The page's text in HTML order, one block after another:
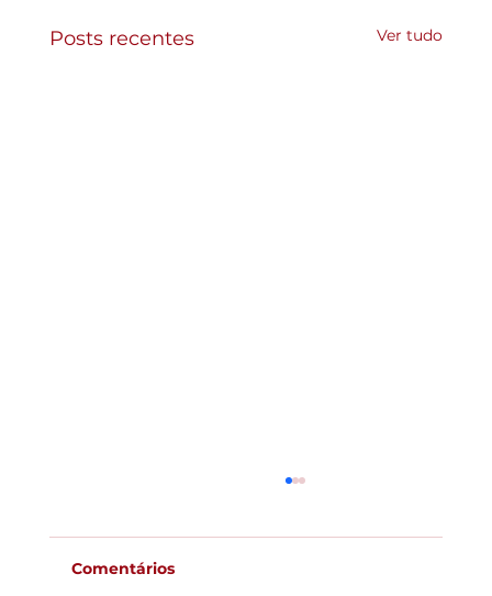
Posts recentes Ver tudo
Comentários